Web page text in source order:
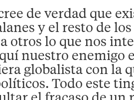
de verdad que
y el resto de
otros lo que nos
nuestro enemigo
globalista con la
Todo este